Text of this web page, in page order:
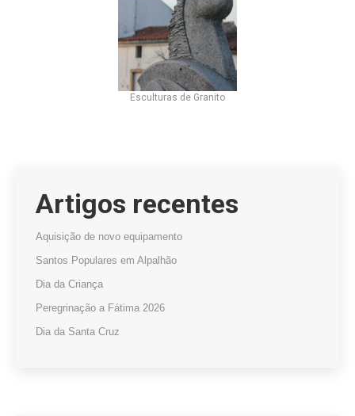
Esculturas de Granito
Artigos recentes
Aquisição de novo equipamento
Santos Populares em Alpalhão
Dia da Criança
Peregrinação a Fátima 2026
Dia da Santa Cruz